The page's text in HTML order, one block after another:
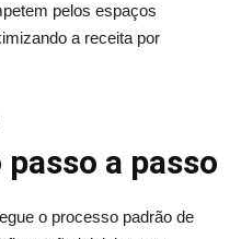
pelos espaços
a receita por
a passo
o processo padrão de